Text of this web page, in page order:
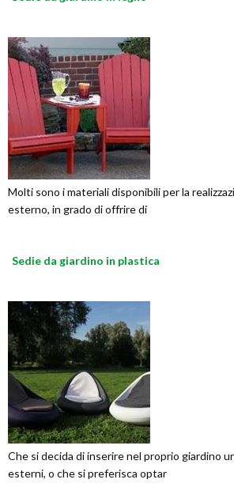
Molti sono i materiali disponibili per la
esterno, in grado di offrire di
Sedie da giardino in plastica
Che si decida di inserire nel proprio giardino
esterni, o che si preferisca optar